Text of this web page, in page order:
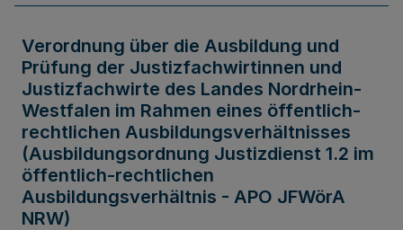
Verordnung über die Ausbildung und
Prüfung der Justizfachwirtinnen und
Justizfachwirte des Landes Nordrhein-
Westfalen im Rahmen eines öffentlich-
rechtlichen Ausbildungsverhältnisses
(Ausbildungsordnung Justizdienst 1.2 im
öffentlich-rechtlichen
Ausbildungsverhältnis - APO JFWörA
NRW)